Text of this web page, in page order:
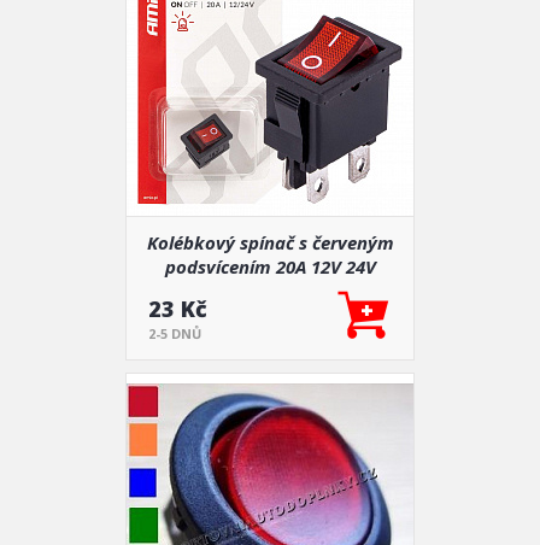
Kolébkový spínač s červeným
podsvícením 20A 12V 24V
23 Kč
2-5 DNŮ